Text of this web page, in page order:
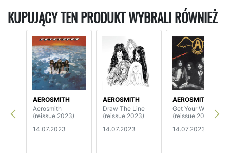
KUPUJĄCY TEN PRODUKT WYBRALI RÓWNIEŻ
AEROSMITH
Aerosmith
(reissue 2023)
14.07.2023
AEROSMITH
Draw The Line
(reissue 2023)
14.07.2023
AEROSMITH
Get Your Wings
(reissue 2023)
14.07.2023